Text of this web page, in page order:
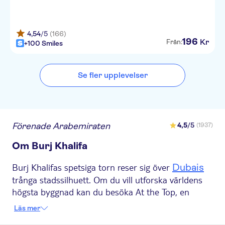
4,54/5 (166)
+100 Smiles
Från:196 Kr
Se fler upplevelser
Förenade Arabemiraten 4,5/5 (1937)
Om Burj Khalifa
Burj Khalifas spetsiga torn reser sig över Dubais
trånga stadssilhuett. Om du vill utforska världens
högsta byggnad kan du besöka At the Top, en
attraktion som du inte får missa i emiratet. När du
Läs mer